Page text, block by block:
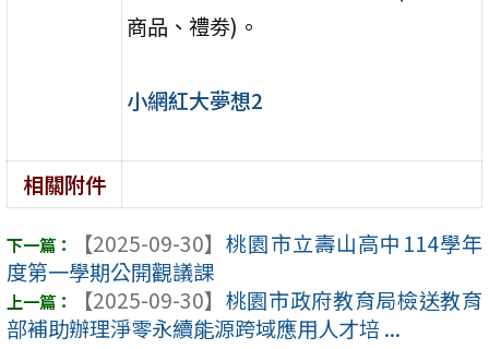
商品、禮劵)。
小網紅大夢想2
相關附件
【2025-09-30】 桃園市立壽山高中114學年
度第一學期公開觀議課
【2025-09-30】 桃園市政府教育局檢送教育
部補助辦理淨零永續能源跨域應用人才培 ...